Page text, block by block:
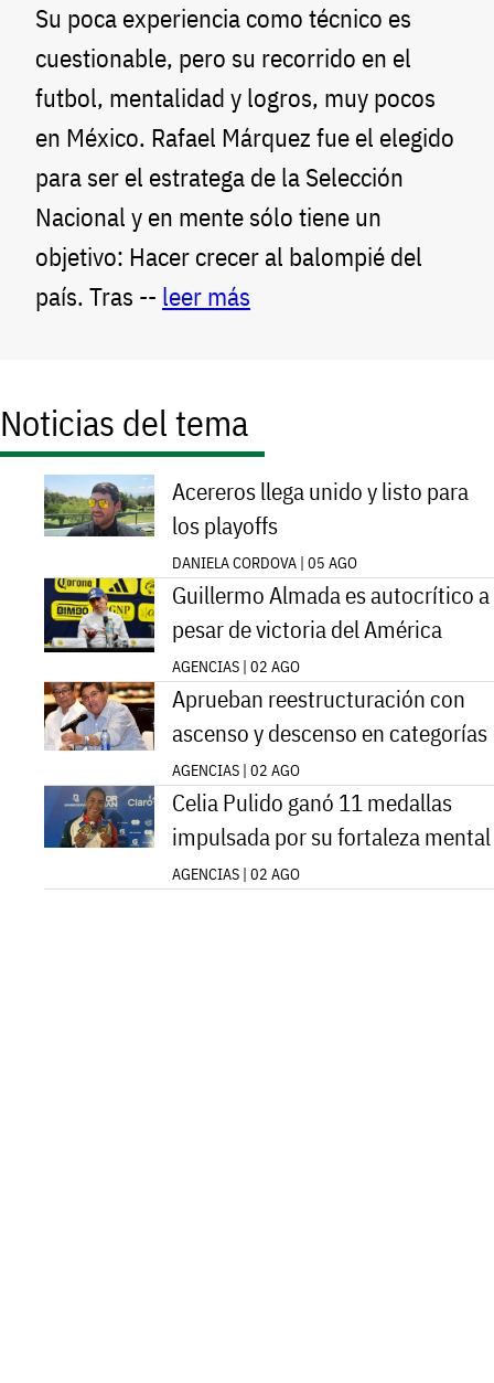
Su poca experiencia como técnico es
cuestionable, pero su recorrido en el
futbol, mentalidad y logros, muy pocos
en México. Rafael Márquez fue el elegido
para ser el estratega de la Selección
Nacional y en mente sólo tiene un
objetivo: Hacer crecer al balompié del
país. Tras -- leer más
Noticias del tema
Acereros llega unido y listo para
los playoffs
DANIELA CORDOVA | 05 AGO
Guillermo Almada es autocrítico a
pesar de victoria del América
AGENCIAS | 02 AGO
Aprueban reestructuración con
ascenso y descenso en categorías
AGENCIAS | 02 AGO
Celia Pulido ganó 11 medallas
impulsada por su fortaleza mental
AGENCIAS | 02 AGO